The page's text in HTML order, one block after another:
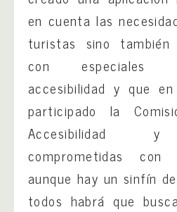
en cuenta las
turistas sino
con especiales
accesibilidad y que
participado la
Accesibilidad y
comprometidas con
aunque hay un sinfín
todos habrá que